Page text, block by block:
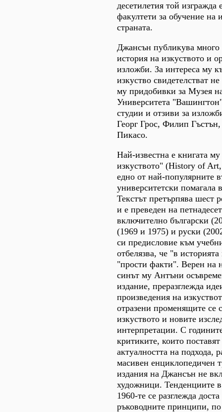
десетилетия той
факултети за обучение на
страната.
Джансън публикува много
история на изкуството и
изложби. За интереса му
изкуство свидетелстват
му придобивки за Музея
Университета
студии и отзиви за
Георг Грос, Филип
Пикасо.
Най-известна е книгата
изкуството" (History of
едно от най-популярните
университетски помагала
Текстът претърпява шест
и е преведен на
включително български
(1969 и 1975) и руски
си предисловие към
отбелязва, че "в
"прости факти". Верен на
синът му Антъни
издание, преразглежда
произведения на
отразени променящите се
изкуството и новите
интерпретации. С
критиките, които
актуалността на подхода,
масивeн енциклопедичeн
издания на Джансън не
художници. Тенденциите в
1960-те се разглежда
ръководните принципи,